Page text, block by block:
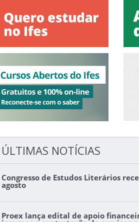
ÚLTIMAS NOTÍCIAS
Congresso de Estudos Literários
agosto
Proex lança edital de apoio